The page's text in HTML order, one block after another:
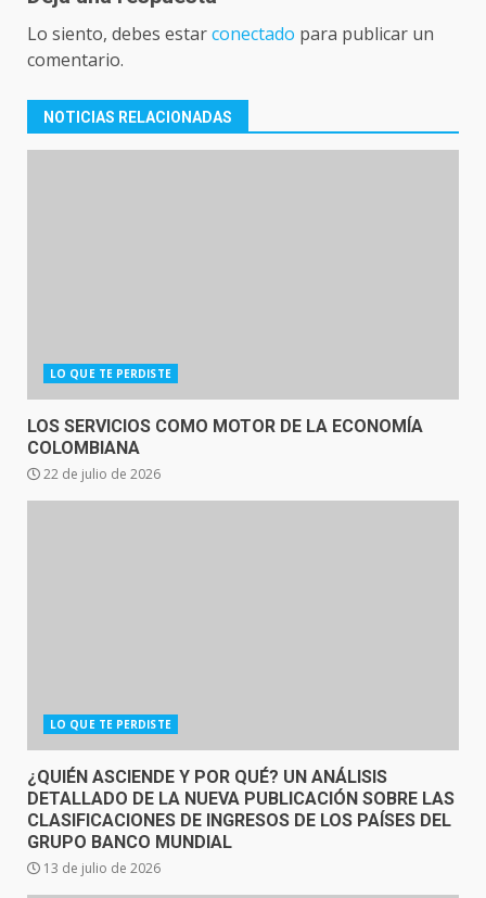
Lo siento, debes estarconectado para publicar un
comentario.
NOTICIAS RELACIONADAS
LO QUE TE PERDISTE
LOS SERVICIOS COMO MOTOR DE LA ECONOMÍA
COLOMBIANA
22 de julio de 2026
LO QUE TE PERDISTE
¿QUIÉN ASCIENDE Y POR QUÉ? UN ANÁLISIS
DETALLADO DE LA NUEVA PUBLICACIÓN SOBRE LAS
CLASIFICACIONES DE INGRESOS DE LOS PAÍSES DEL
GRUPO BANCO MUNDIAL
13 de julio de 2026